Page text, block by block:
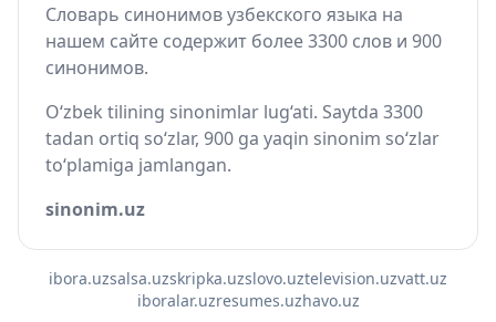
Словарь синонимов узбекского языка на
нашем сайте содержит более 3300 слов и 900
синонимов.
O‘zbek tilining sinonimlar lug‘ati. Saytda 3300
tadan ortiq so‘zlar, 900 ga yaqin sinonim so‘zlar
to‘plamiga jamlangan.
sinonim.uz
ibora.uzsalsa.uzskripka.uzslovo.uztelevision.uzvatt.uz
iboralar.uzresumes.uzhavo.uz